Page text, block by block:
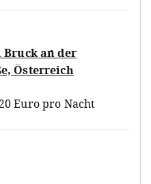
Bruck an der
Österreich
Euro pro Nacht